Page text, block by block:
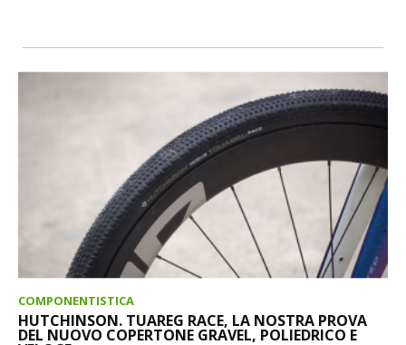
COMPONENTISTICA
HUTCHINSON. TUAREG RACE, LA NOSTRA PROVA
DEL NUOVO COPERTONE GRAVEL, POLIEDRICO E